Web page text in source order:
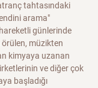
tahtasındaki
arama"
günlerinde
örülen, müzikten
kimyaya uzanan
ve diğer çok
başladığı